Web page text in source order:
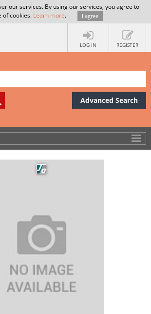
our services. By using our services, you agree to
of cookies. Learn more. I agree
LOG IN REGISTER
Advanced Search